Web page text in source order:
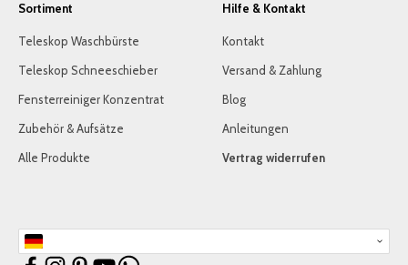
Sortiment
Teleskop Waschbürste
Teleskop Schneeschieber
Fensterreiniger Konzentrat
Zubehör & Aufsätze
Alle Produkte
Hilfe & Kontakt
Kontakt
Versand & Zahlung
Blog
Anleitungen
Vertrag widerrufen